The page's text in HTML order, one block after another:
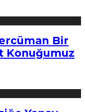
Bir
Konuğumuz